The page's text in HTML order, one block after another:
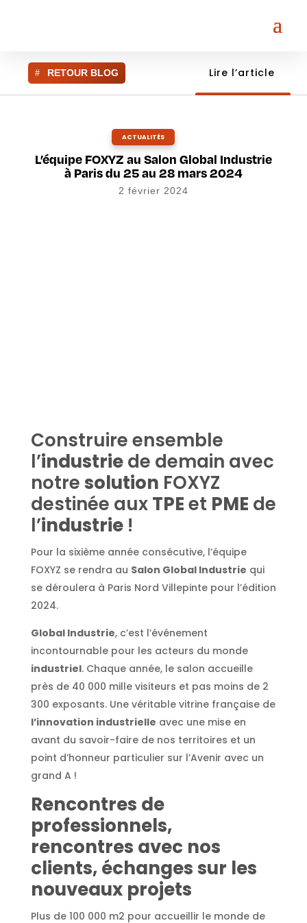
RETOUR BLOG Lire l’article
ACTUALITÉS
L’équipe FOXYZ au Salon Global Industrie
à Paris du 25 au 28 mars 2024
2 février 2024
Construire ensemble
l’industriede demain avec
notresolution FOXYZ
destinée auxTPEet PME de
l’industrie!
Pour la sixième année consécutive, l’équipe
FOXYZ se rendra au Salon Global Industrie qui
se déroulera à Paris Nord Villepinte pour l’édition
2024.
Global Industrie, c’est l’événement
incontournable pour les acteurs du monde
industriel. Chaque année, le salon accueille
près de 40 000 mille visiteurs et pas moins de 2
300 exposants. Une véritable vitrine française de
l’innovation industrielle avec une mise en
avant du savoir-faire de nos territoires et un
point d’honneur particulier sur l’Avenir avec un
grand A !
Rencontres de
professionnels,
rencontres avec nos
clients, échanges sur les
nouveaux projets
Plus de 100 000 m2 pour accueillir le monde de